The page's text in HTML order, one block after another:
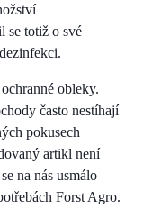
se totiž o své
obleky.
často nestíhají
pokusech
artikl není
na nás usmálo
Forst Agro.